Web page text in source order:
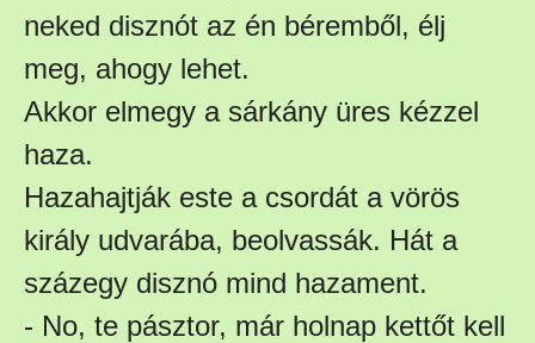
neked disznót az én béremből, élj
meg, ahogy lehet.
Akkor elmegy a sárkány üres kézzel
haza.
Hazahajtják este a csordát a vörös
király udvarába, beolvassák. Hát a
százegy disznó mind hazament.
- No, te pásztor, már holnap kettőt kell